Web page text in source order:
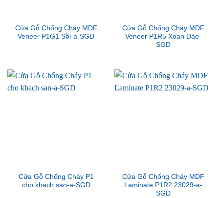
Cửa Gỗ Chống Cháy MDF
Veneer P1G1 Sồi-a-SGD
Cửa Gỗ Chống Cháy MDF
Veneer P1R5 Xoan Đào-
SGD
Cửa Gỗ Chống Cháy P1
cho khach san-a-SGD
Cửa Gỗ Chống Cháy MDF
Laminate P1R2 23029-a-
SGD